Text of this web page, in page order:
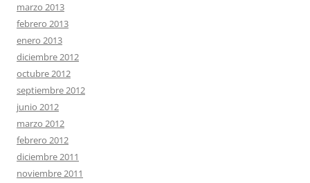
marzo 2013
febrero 2013
enero 2013
diciembre 2012
octubre 2012
septiembre 2012
junio 2012
marzo 2012
febrero 2012
diciembre 2011
noviembre 2011